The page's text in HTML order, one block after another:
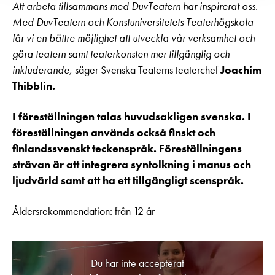
Att arbeta tillsammans med DuvTeatern har inspirerat oss.
Med DuvTeatern och Konstuniversitetets Teaterhögskola
får vi en bättre möjlighet att utveckla vår verksamhet och
göra teatern samt teaterkonsten mer tillgänglig och
inkluderande, säger Svenska Teaterns teaterchefJoachim
Thibblin.
I föreställningen talas huvudsakligen svenska. I
föreställningen används också finskt och
finlandssvenskt teckenspråk. Föreställningens
strävan är att integrera syntolkning i manus och
ljudvärld samt att ha ett tillgängligt scenspråk.
Åldersrekommendation: från 12 år
Du har inte accepterat